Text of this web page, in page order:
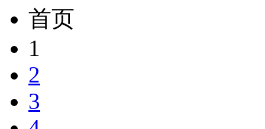
首页
1
2
3